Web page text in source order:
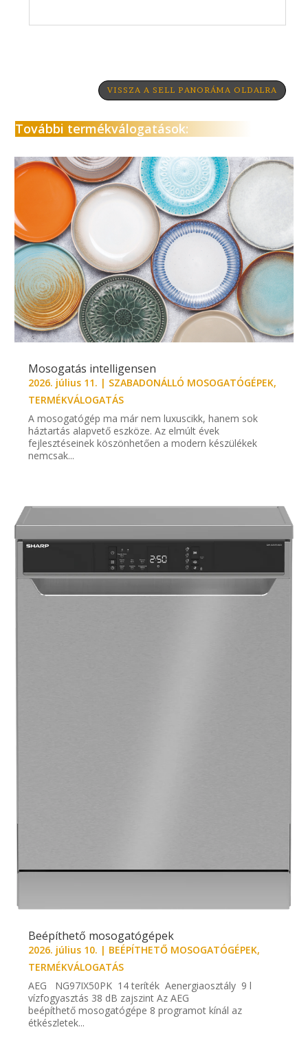
VISSZA A SELL PANORÁMA OLDALRA
További termékválogatások:
Mosogatás intelligensen
2026. július 11. | SZABADONÁLLÓ MOSOGATÓGÉPEK,
TERMÉKVÁLOGATÁS
A mosogatógép ma már nem luxuscikk, hanem sok
háztartás alapvető eszköze. Az elmúlt évek
fejlesztéseinek köszönhetően a modern készülékek
nemcsak...
Beépíthető mosogatógépek
2026. július 10. | BEÉPÍTHETŐ MOSOGATÓGÉPEK,
TERMÉKVÁLOGATÁS
AEG NG97IX50PK 14 teríték Aenergiaosztály 9 l
vízfogyasztás 38 dB zajszint Az AEG
beépíthető mosogatógépe 8 programot kínál az
étkészletek...